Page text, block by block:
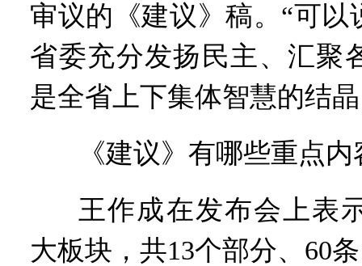
审议的《建议》稿。“可以
省委充分发扬民主、汇聚
是全省上下集体智慧的结
《建议》有哪些重点
王作成在发布会上表
大板块，共13个部分、60